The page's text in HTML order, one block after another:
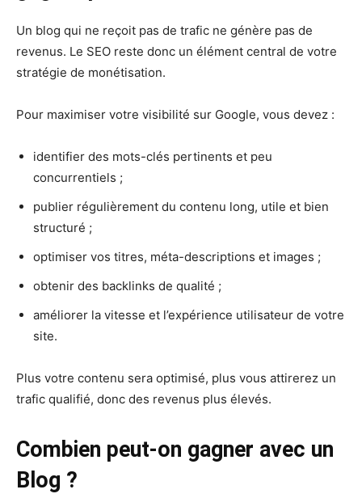
Un blog qui ne reçoit pas de trafic ne génère pas de
revenus. Le SEO reste donc un élément central de votre
stratégie de monétisation.
Pour maximiser votre visibilité sur Google, vous devez :
identifier des mots-clés pertinents et peu
concurrentiels ;
publier régulièrement du contenu long, utile et bien
structuré ;
optimiser vos titres, méta-descriptions et images ;
obtenir des backlinks de qualité ;
améliorer la vitesse et l’expérience utilisateur de votre
site.
Plus votre contenu sera optimisé, plus vous attirerez un
trafic qualifié, donc des revenus plus élevés.
Combien peut-on gagner avec un
Blog ?